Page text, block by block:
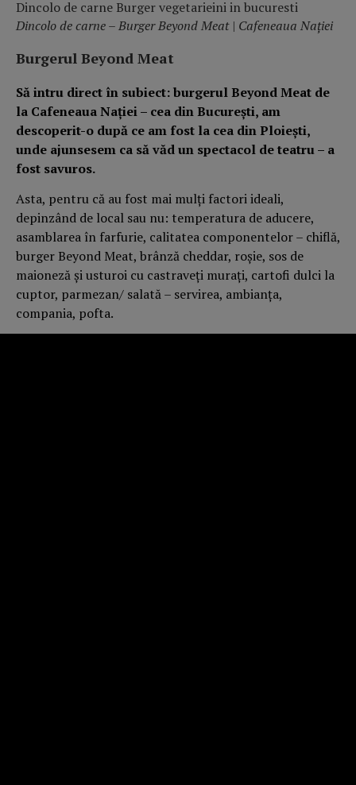
Dincolo de carne – Burger Beyond Meat | Cafeneaua Nației
Burgerul Beyond Meat
Să intru direct în subiect: burgerul Beyond Meat de
la Cafeneaua Nației – cea din București, am
descoperit-o după ce am fost la cea din Ploiești,
unde ajunsesem ca să văd un spectacol de teatru – a
fost savuros.
Asta, pentru că au fost mai mulți factori ideali,
depinzând de local sau nu: temperatura de aducere,
asamblarea în farfurie, calitatea componentelor – chiflă,
burger Beyond Meat, brânză cheddar, roșie, sos de
maioneză și usturoi cu castraveți murați, cartofi dulci la
cuptor, parmezan/ salată – servirea, ambianța,
compania, pofta.